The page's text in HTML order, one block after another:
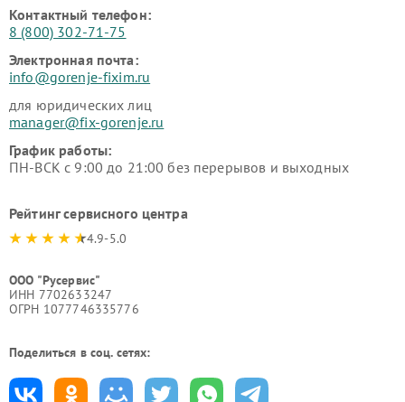
Контактный телефон:
8 (800) 302-71-75
Электронная почта:
info@gorenje-fixim.ru
для юридических лиц
manager@fix-gorenje.ru
График работы:
ПН-ВСК с 9:00 до 21:00 без перерывов и выходных
Рейтинг сервисного центра
4.9-5.0
ООО "Русервис"
ИНН 7702633247
ОГРН 1077746335776
Поделиться в соц. сетях: